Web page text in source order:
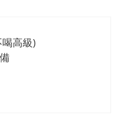
高級)